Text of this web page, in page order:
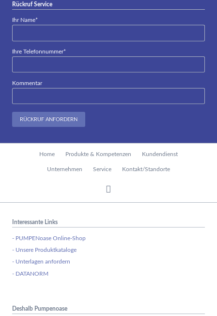
Rückruf Service
Pflichtfeld
Ihr Name*
Pflichtfeld
Ihre Telefonnummer*
Kommentar
RÜCKRUF ANFORDERN
Home Produkte & Kompetenzen Kundendienst
Unternehmen Service Kontakt/Standorte
Interessante Links
- PUMPENoase Online-Shop
- Unsere Produktkataloge
- Unterlagen anfordern
- DATANORM
Deshalb Pumpenoase